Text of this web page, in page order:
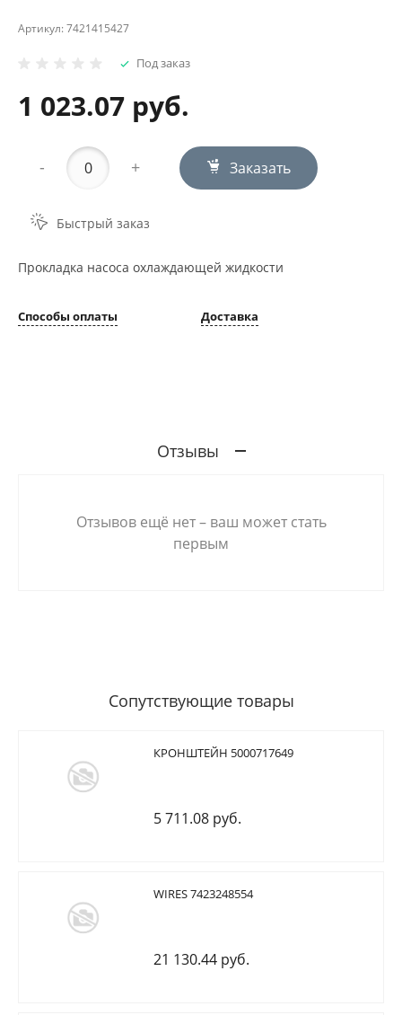
Артикул:7421415427
Под заказ
1 023.07 руб.
- + Заказать
Быстрый заказ
Прокладка насоса охлаждающей жидкости
Способы оплаты Доставка
Отзывы
Отзывов ещё нет – ваш может стать
первым
Сопутствующие товары
КРОНШТЕЙН 5000717649
5 711.08 руб.
WIRES 7423248554
21 130.44 руб.